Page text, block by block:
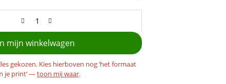
mijn winkelwagen
gekozen. Kies hierboven nog ‘het formaat
je print’ —toon mij waar.